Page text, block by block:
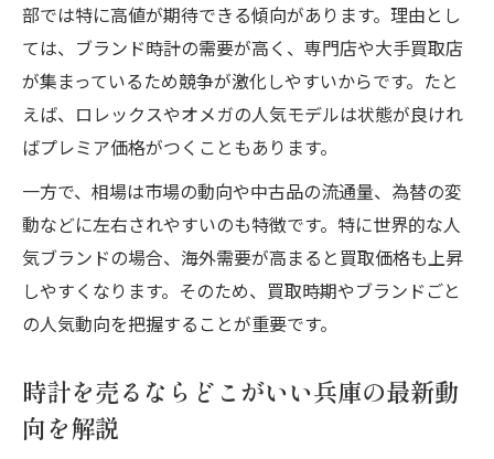
高級時計の付属品が買取査定に与える影響
について
時計買取で高く売るコツと注意すべきポイ
ント
人気モデルや限定モデルの査定アップ術
査定前にできる高級時計のメンテナンス方
法
神戸で賢く時計買取を成功させる方法とは
神戸の高級時計買取店選びで失敗しないコ
ツ
時計買取 三宮で利用したい無料査定サービ
ス
部では特に高値が期待できる傾向があります。理由とし
ては、ブランド時計の需要が高く、専門店や大手買取店
が集まっているため競争が激化しやすいからです。たと
えば、ロレックスやオメガの人気モデルは状態が良けれ
ばプレミア価格がつくこともあります。
一方で、相場は市場の動向や中古品の流通量、為替の変
動などに左右されやすいのも特徴です。特に世界的な人
気ブランドの場合、海外需要が高まると買取価格も上昇
しやすくなります。そのため、買取時期やブランドごと
の人気動向を把握することが重要です。
時計を売るならどこがいい兵庫の最新動
向を解説